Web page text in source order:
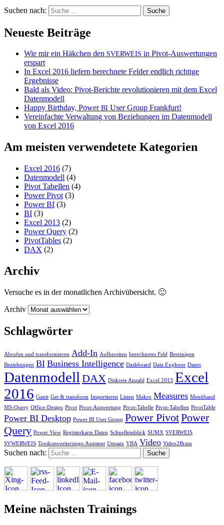
Suchen nach:
Neueste Beiträge
Wie mir ein Häkchen den SVERWEIS in Pivot-Auswertungen
erspart
In Excel 2016 liefern berechnete Felder endlich richtige
Ergebnisse
Bald als Video: Pivot-Berichte revolutionieren mit dem Excel
Datenmodell
Happy Birthday, PowerBI User Group Frankfurt!
Vereinfachte Verwaltung von Beziehungen im Datenmodell
von Excel 2016
Am meisten verwendetete Kategorien
Excel 2016 (7)
Datenmodell (4)
Pivot Tabellen (4)
Power Pivot (3)
Power BI (3)
BI (3)
Excel 2013 (2)
Power Query (2)
PivotTables (2)
DAX (2)
Archiv
Versuche es in der monatlichen Archivübersicht. 🙂
Archiv
Schlagwörter
Abrufen und transformieren Add-In Aufbereiten berechnetes Feld Bereinigen
Beziehungen BI Business Intelligence Dashboard Data Explorer Daten
Datenmodell DAX Diskrete Anzahl Excel 2013 Excel
2016 Gantt Get & transform Importieren Listen Makro Measures Menüband
MS-Query Office-Design Pivot Pivot-Auswertung Pivot-Tabelle Pivot-Tabellen PivotTable
Power BI Desktop Power BI User Group Power PivotPower
Query Power View Registerkarte Daten Schnelleinblick SUMX SVERWEIS
SVWERWEIS Textkonvertierungs-Assistent Umsatz VBA Video Video2Brain
Suchen nach:
Meine nächsten Trainings